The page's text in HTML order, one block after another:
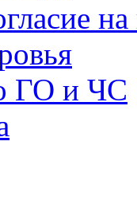
ГО и ЧС